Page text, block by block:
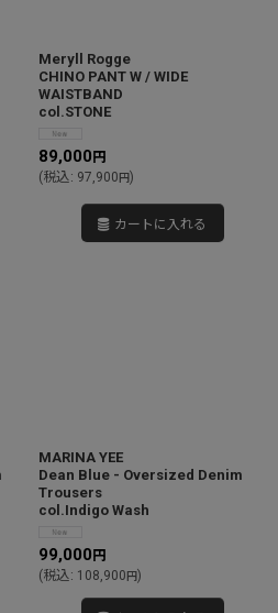
Meryll Rogge
CHINO PANT W / WIDE
WAISTBAND
col.STONE
89,000 円
(税込: 97,900円)
カートに入れる
MARINA YEE
Dean Blue - Oversized Denim
Trousers
col.Indigo Wash
99,000 円
(税込: 108,900円)